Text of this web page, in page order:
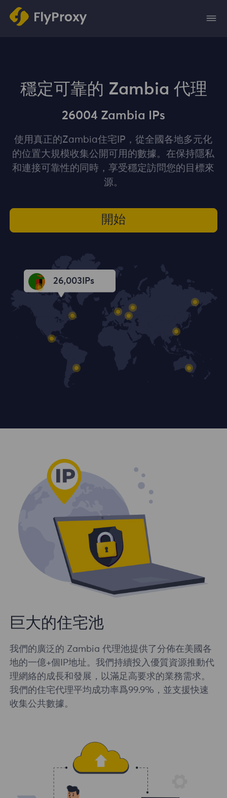
穩定可靠的 Zambia 代理
26004 Zambia IPs
使用真正的Zambia住宅IP，從全國各地多元化
的位置大規模收集公開可用的數據。在保持隱私
和連接可靠性的同時，享受穩定訪問您的目標來
源。
開始
26,004 IPs
巨大的住宅池
我們的廣泛的 Zambia 代理池提供了分佈在美國各
地的一億+個IP地址。我們持續投入優質資源推動代
理網絡的成長和發展，以滿足高要求的業務需求。
我們的住宅代理平均成功率爲99.9%，並支援快速
收集公共數據。